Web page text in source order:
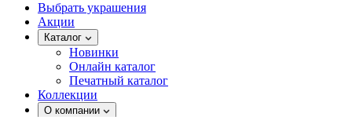
Выбрать украшения
Акции
Каталог
Новинки
Онлайн каталог
Печатный каталог
Коллекции
О компании